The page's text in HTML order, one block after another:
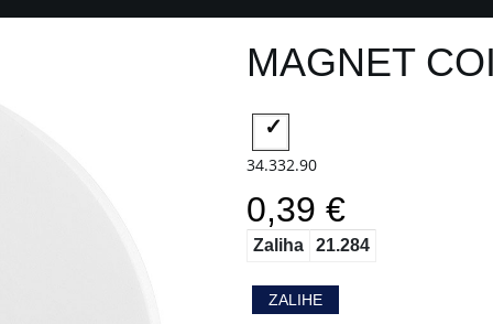
MAGNET
34.332.90
0,39 €
Zaliha 21.284
ZALIHE